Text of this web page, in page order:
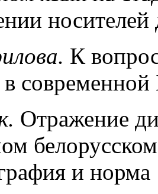
носителей
К
в современной
Отражение
и норма